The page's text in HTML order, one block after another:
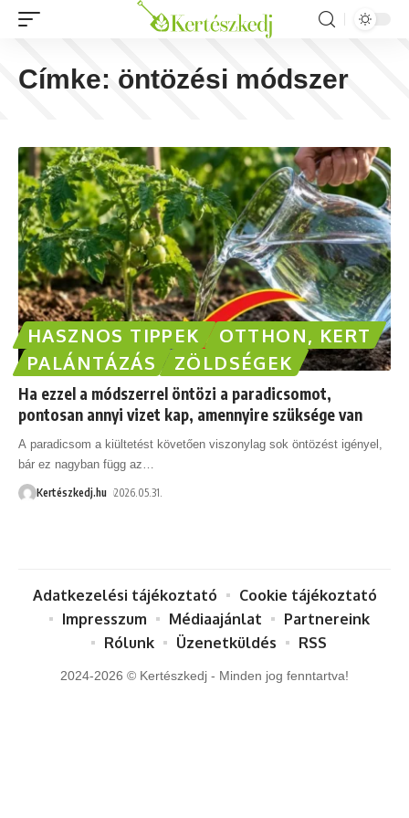
Címke: öntözési módszer
HASZNOS TIPPEK
OTTHON, KERT
PALÁNTÁZÁS
ZÖLDSÉGEK
Ha ezzel a módszerrel öntözi a paradicsomot,
pontosan annyi vizet kap, amennyire szüksége van
A paradicsom a kiültetést követően viszonylag sok öntözést igényel,
bár ez nagyban függ az
Kertészkedj.hu 2026.05.31.
2024-2026 © Kertészkedj - Minden jog fenntartva!
Adatkezelési tájékoztató
Cookie tájékoztató
Impresszum
Médiaajánlat
Partnereink
Rólunk
Üzenetküldés RSS